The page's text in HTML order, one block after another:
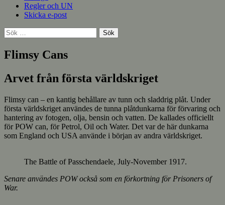
Regler och UN
Skicka e-post
Sök
efter:
Flimsy Cans
Arvet från första världskriget
Flimsy can – en kantig behållare av tunn och sladdrig plåt. Under
första världskriget användes de tunna plåtdunkarna för förvaring och
hantering av fotogen, olja, bensin och vatten. De kallades officiellt
för POW can, för Petrol, Oil och Water. Det var de här dunkarna
som England och USA använde i början av andra världskriget.
The Battle of Passchendaele, July-November 1917.
Senare användes POW också som en förkortning för Prisoners of
War.